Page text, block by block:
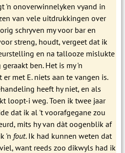
'n onoverwinnelyken vyand in
van vele uitdrukkingen over
schryven my voor bar en
streng, houdt, vergeet dat ik
en na tallooze mislukte
ben. Het is my 'n
met E. niets aan te vangen is.
heeft hy niet, en als
loopt-i weg. Toen ik twee jaar
dat ik al 't voorafgegane zou
mits hy van dàt oogenblik af
'n fout. Ik had kunnen weten dat
want reeds zoo dikwyls had ik